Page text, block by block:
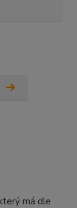
má dle